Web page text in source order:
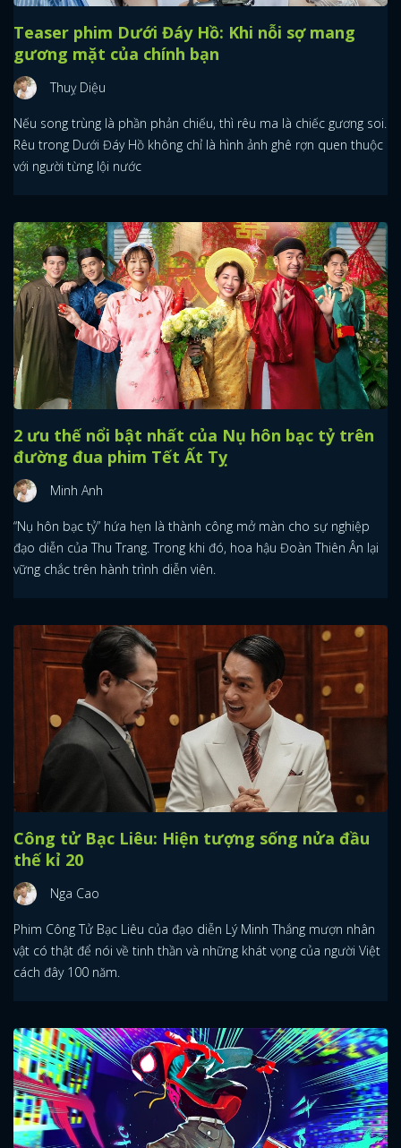
Teaser phim Dưới Đáy Hồ: Khi nỗi sợ mang
gương mặt của chính bạn
Thuỵ Diệu
Nếu song trùng là phần phản chiếu, thì rêu ma là chiếc gương soi.
Rêu trong Dưới Đáy Hồ không chỉ là hình ảnh ghê rợn quen thuộc
với người từng lội nước
2 ưu thế nổi bật nhất của Nụ hôn bạc tỷ trên
đường đua phim Tết Ất Tỵ
Minh Anh
“Nụ hôn bạc tỷ” hứa hẹn là thành công mở màn cho sự nghiệp
đạo diễn của Thu Trang. Trong khi đó, hoa hậu Đoàn Thiên Ân lại
vững chắc trên hành trình diễn viên.
Công tử Bạc Liêu: Hiện tượng sống nửa đầu
thế kỉ 20
Nga Cao
Phim Công Tử Bạc Liêu của đạo diễn Lý Minh Thắng mượn nhân
vật có thật để nói về tinh thần và những khát vọng của người Việt
cách đây 100 năm.